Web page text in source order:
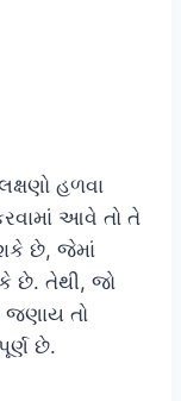
હળવા
આવે તો તે
છે, જેમાં
છે. તેથી, જો
જણાય તો
છે.